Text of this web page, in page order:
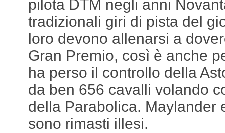
pilota DTM negli anni
tradizionali giri di pista del
loro devono allenarsi a
Gran Premio, così è anche
ha perso il controllo della
da ben 656 cavalli volando
della Parabolica. Maylander
sono rimasti illesi.